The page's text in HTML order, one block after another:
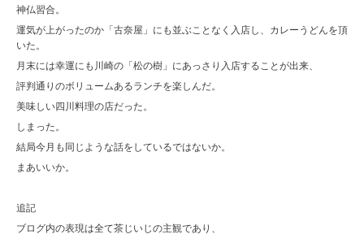
神仏習合。
運気が上がったのか「古奈屋」にも並ぶことなく入店し、カレーうどんを頂
いた。
月末には幸運にも川崎の「松の樹」にあっさり入店することが出来、
評判通りのボリュームあるランチを楽しんだ。
美味しい四川料理の店だった。
しまった。
結局今月も同じような話をしているではないか。
まあいいか。
追記
ブログ内の表現は全て茶じいじの主観であり、